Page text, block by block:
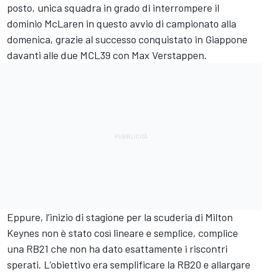
posto, unica squadra in grado di interrompere il
dominio McLaren in questo avvio di campionato alla
domenica, grazie al successo conquistato in Giappone
davanti alle due MCL39 con Max Verstappen.
Eppure, l’inizio di stagione per la scuderia di Milton
Keynes non è stato così lineare e semplice, complice
una RB21 che non ha dato esattamente i riscontri
sperati. L’obiettivo era semplificare la RB20 e allargare